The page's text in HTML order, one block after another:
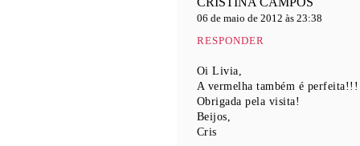
06 de maio de 2012 às 23:38
RESPONDER
Oi Livia,
A vermelha também é perfeita!!!
Obrigada pela visita!
Beijos,
Cris